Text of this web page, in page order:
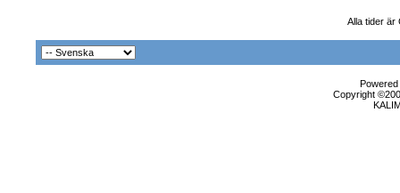
Alla tider är
Copyright